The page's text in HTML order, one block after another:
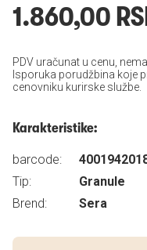
1.860,00
PDV uračunat u cenu,
Isporuka porudžbina koje
cenovniku kurirske službe.
Karakteristike:
barcode:
Tip:
Granule
Brend:
Sera